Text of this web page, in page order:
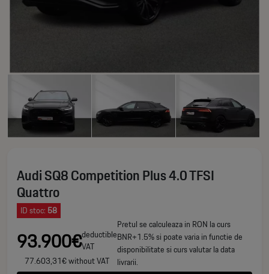
Audi SQ8 Competition Plus 4.0 TFSI
Quattro
ID stoc: 58
93.900€deductible
VAT
77.603,31€ without VAT
Pretul se calculeaza in RON la curs
BNR+1.5% si poate varia in functie de
disponibilitate si curs valutar la data
livrarii.